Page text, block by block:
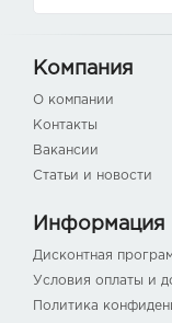
Компания
О компании
Контакты
Вакансии
Статьи и новости
Информация
Дисконтная
Условия оплаты и
Политика